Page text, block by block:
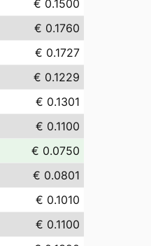
€ 0.1500
€ 0.1760
€ 0.1727
€ 0.1229
€ 0.1301
€ 0.1100
€ 0.0750
€ 0.0801
€ 0.1010
€ 0.1100